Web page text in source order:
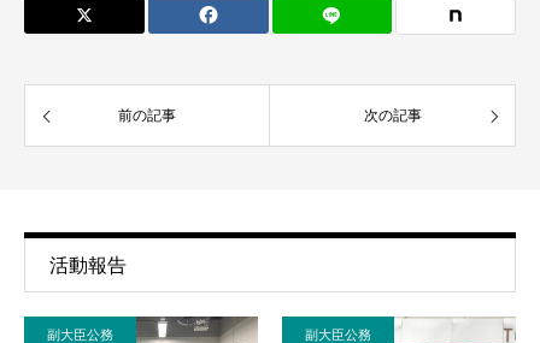
前の記事 次の記事
活動報告
副大臣公務 副大臣公務